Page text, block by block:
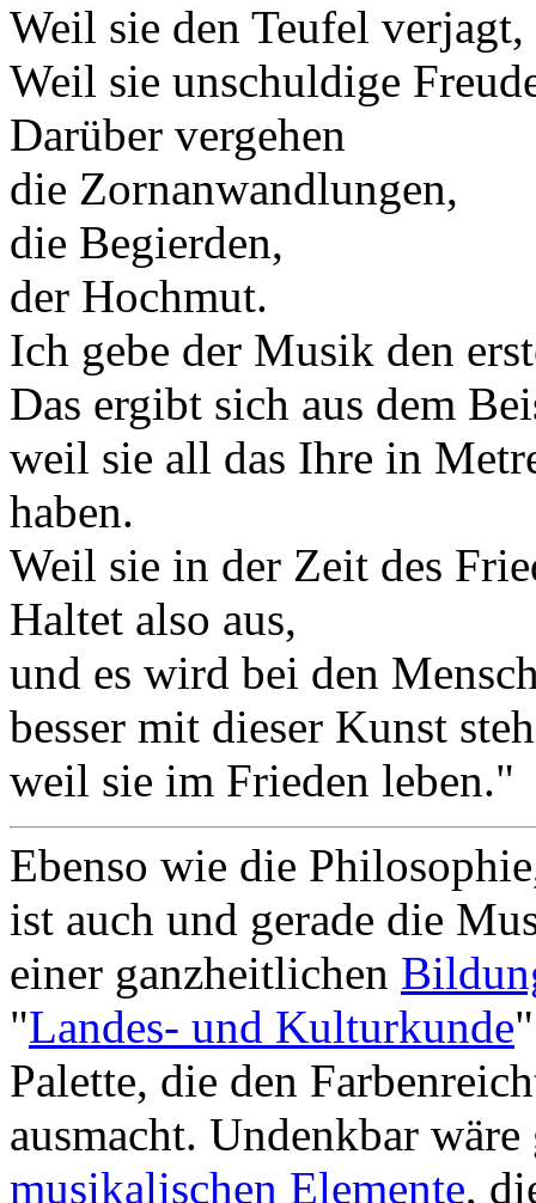
Weil sie den Teufel verjagt,
Weil sie unschuldige
Darüber vergehen
die Zornanwandlungen,
die Begierden,
der Hochmut.
Ich gebe der Musik den
Das ergibt sich aus dem
weil sie all das Ihre in
haben.
Weil sie in der Zeit des
Haltet also aus,
und es wird bei den
besser mit dieser Kunst
weil sie im Frieden leben."
Ebenso wie die
ist auch und gerade die
einer ganzheitlichen
"Landes- und Kulturkunde
Palette, die den
ausmacht. Undenkbar
musikalischen Elemente,